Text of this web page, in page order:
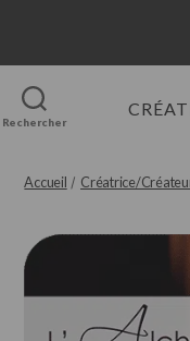
Rechercher
Accueil / Créatrice/